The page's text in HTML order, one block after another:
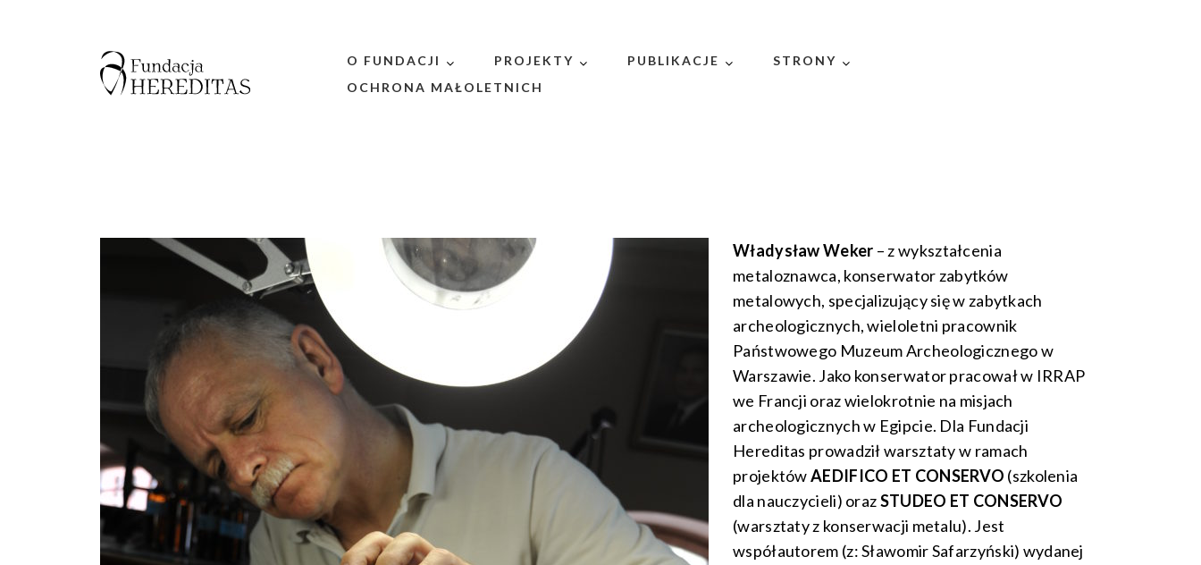
O FUNDACJI PROJEKTY PUBLIKACJE
STRONY
OCHRONA MAŁOLETNICH
Władysław Weker – z wykształcenia
metaloznawca, konserwator zabytków
metalowych, specjalizujący się w zabytkach
archeologicznych, wieloletni pracownik
Państwowego Muzeum Archeologicznego w
Warszawie. Jako konserwator pracował w IRRAP
we Francji oraz wielokrotnie na misjach
archeologicznych w Egipcie. Dla Fundacji
Hereditas prowadził warsztaty w ramach
projektówAEDIFICO ET CONSERVO (szkolenia
dla nauczycieli) orazSTUDEO ET CONSERVO
(warsztaty z konserwacji metalu). Jest
współautorem (z: Sławomir Safarzyński) wydanej